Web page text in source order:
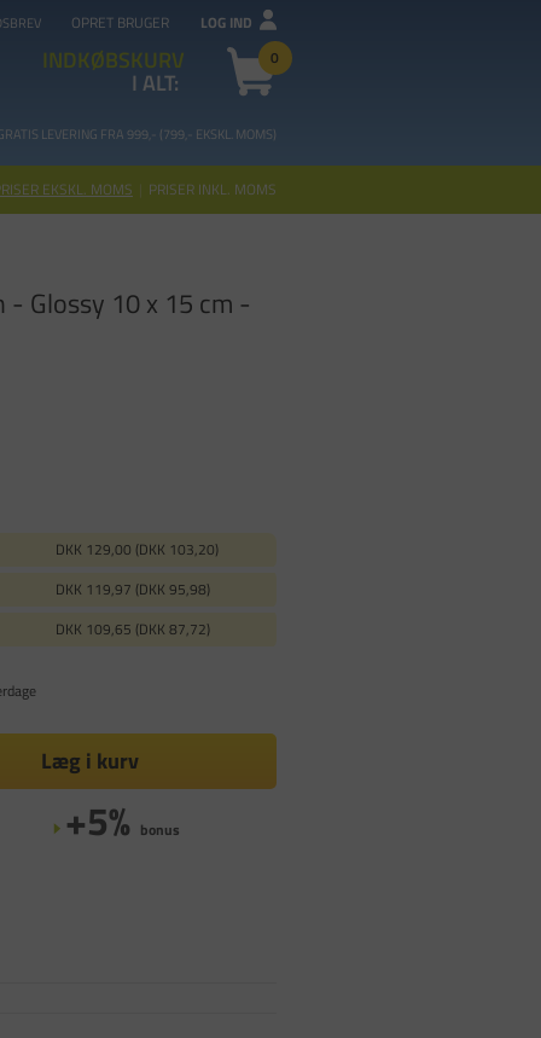
OPRET BRUGER LOG IND
INDKØBSKURV 0
I ALT:
LEVERING FRA 999,- (799,- EKSKL. MOMS)
EKSKL. MOMS | PRISER INKL. MOMS
- Glossy 10 x 15 cm -
DKK 129,00 (DKK 103,20)
DKK 119,97 (DKK 95,98)
DKK 109,65 (DKK 87,72)
Læg i kurv
+5% bonus